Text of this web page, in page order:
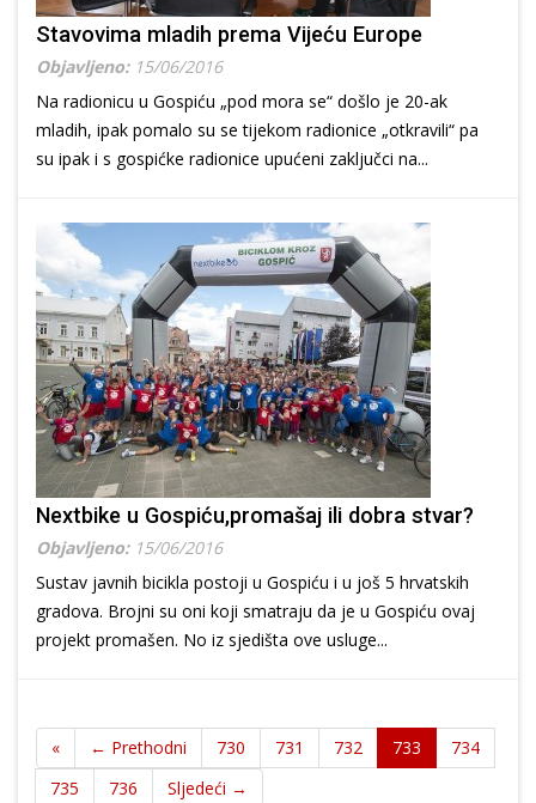
Stavovima mladih prema Vijeću Europe
Objavljeno: 15/06/2016
Na radionicu u Gospiću „pod mora se“ došlo je 20-ak
mladih, ipak pomalo su se tijekom radionice „otkravili“ pa
su ipak i s gospićke radionice upućeni zaključci na...
Nextbike u Gospiću,promašaj ili dobra stvar?
Objavljeno: 15/06/2016
Sustav javnih bicikla postoji u Gospiću i u još 5 hrvatskih
gradova. Brojni su oni koji smatraju da je u Gospiću ovaj
projekt promašen. No iz sjedišta ove usluge...
« ← Prethodni 730 731 732 733
734
735
736 Sljedeći →